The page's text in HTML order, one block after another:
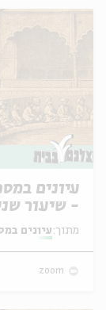
עיונים
- שיעור
מתוך: עיונים
zoom